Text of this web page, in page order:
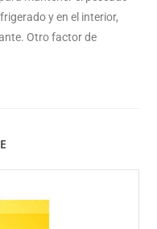
y en el interior,
Otro factor de